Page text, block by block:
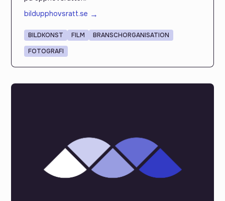
bildupphovsratt.se →
BILDKONST FILM
BRANSCHORGANISATION
FOTOGRAFI